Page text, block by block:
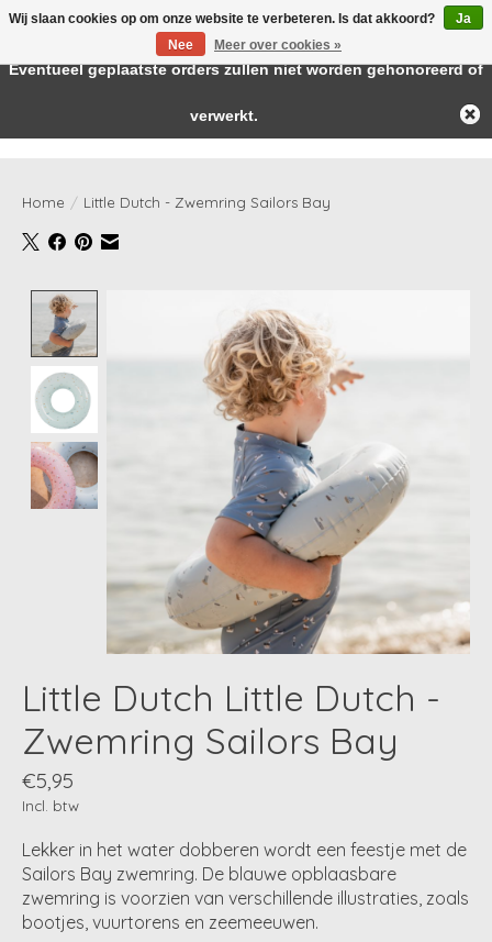
Home / Little Dutch - Zwemring Sailors Bay
Little Dutch Little Dutch -
Zwemring Sailors Bay
€5,95
Incl. btw
Lekker in het water dobberen wordt een feestje met de
Sailors Bay zwemring. De blauwe opblaasbare
zwemring is voorzien van verschillende illustraties, zoals
bootjes, vuurtorens en zeemeeuwen.
Wij slaan cookies op om onze website te verbeteren. Is dat akkoord?
Ja
Nee
Meer over cookies »
← Keer terug naar de backofficeDeze winkel is in aanbouw.
Eventueel geplaatste orders zullen niet worden gehonoreerd of
verwerkt.